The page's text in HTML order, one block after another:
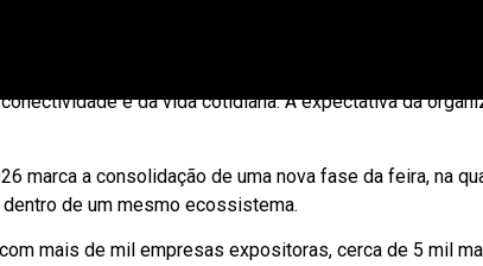
e da vida cotidiana. A expectativa da
marca a consolidação de uma nova fase da feira, na
de um mesmo ecossistema.
mais de mil empresas expositoras, cerca de 5 mil